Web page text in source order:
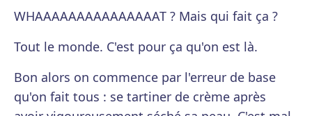
WHAAAAAAAAAAAAAAAT ? Mais qui fait ça ?
Tout le monde. C'est pour ça qu'on est là.
Bon alors on commence par l'erreur de base
qu'on fait tous : se tartiner de crème après